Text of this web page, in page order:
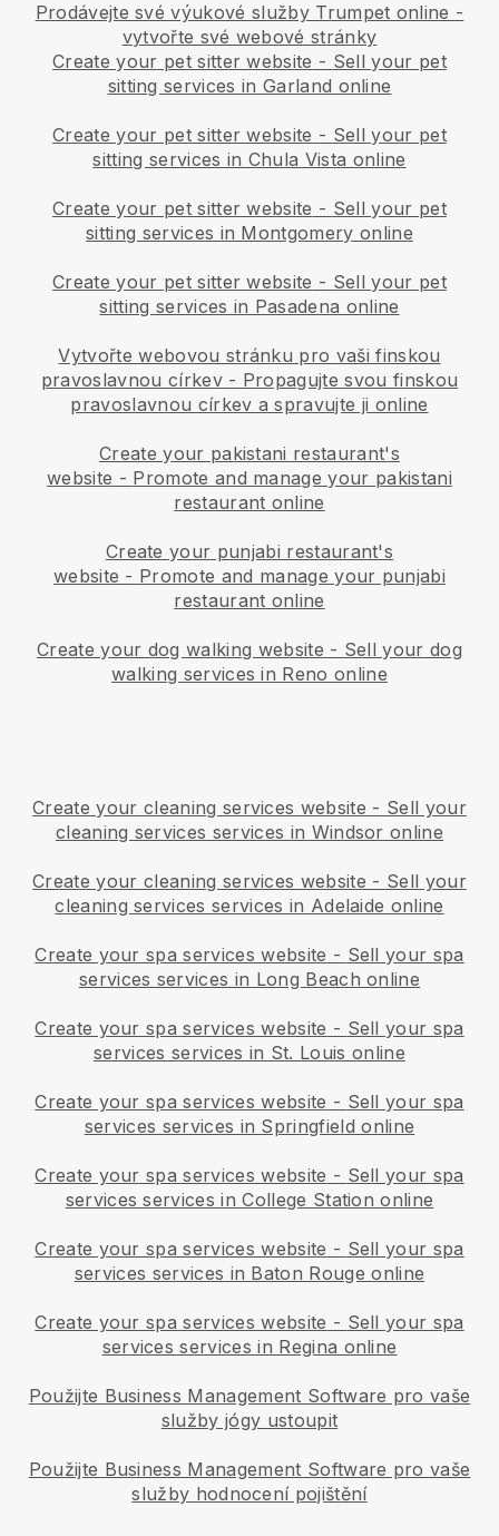
Prodávejte své výukové služby Trumpet online -
vytvořte své webové stránky
Create your pet sitter website - Sell your pet
sitting services in Garland online
Create your pet sitter website - Sell your pet
sitting services in Chula Vista online
Create your pet sitter website - Sell your pet
sitting services in Montgomery online
Create your pet sitter website - Sell your pet
sitting services in Pasadena online
Vytvořte webovou stránku pro vaši finskou
pravoslavnou církev- Propagujte svou finskou
pravoslavnou církev a spravujte ji online
Create your pakistani restaurant's
website - Promote and manage your pakistani
restaurant online
Create your punjabi restaurant's
website - Promote and manage your punjabi
restaurant online
Create your dog walking website - Sell your dog
walking services in Reno online
Create your cleaning services website - Sell your
cleaning services services in Windsor online
Create your cleaning services website - Sell your
cleaning services services in Adelaide online
Create your spa services website - Sell your spa
services services in Long Beach online
Create your spa services website - Sell your spa
services services in St. Louis online
Create your spa services website - Sell your spa
services services in Springfield online
Create your spa services website - Sell your spa
services services in College Station online
Create your spa services website - Sell your spa
services services in Baton Rouge online
Create your spa services website - Sell your spa
services services in Regina online
Použijte Business Management Software pro vaše
služby jógy ustoupit
Použijte Business Management Software pro vaše
služby hodnocení pojištění